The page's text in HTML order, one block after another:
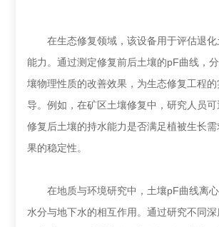
在生态修复领域，该设备用于评估退化
能力。通过测定修复前后土壤的pF曲线，
壤物理性质的改善效果，为生态修复工程
导。例如，在矿区土壤修复中，研究人员
修复后土壤的持水能力是否满足植被生长
果的稳定性。
在地质与环境研究中，土壤pF曲线离心
水分与地下水的相互作用。通过研究不同